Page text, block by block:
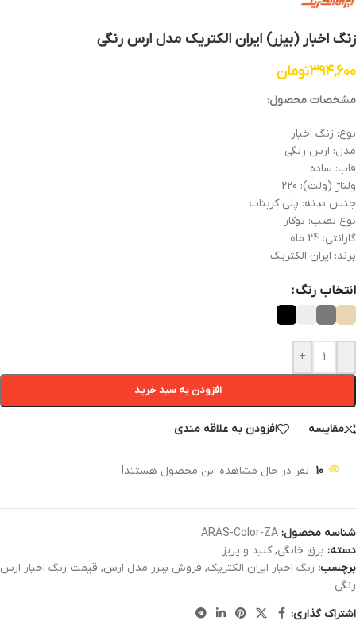
زنگ اخبار (بیزر) ایران الکتریک مدل ارس رنگی
394,600تومان
مشخصات محصول:
نوع: زنگ اخبار
مدل: ارس رنگی
قاب: ساده
ولتاژ (ولت): 220
جنس بدنه: پلی کربنات
نوع نصب: توکار
گارانتی: 24 ماه
برند: ایران الکتریک
انتخاب رنگ
-
+
افزودن به سبد خرید
مقایسه افزودن به علاقه مندی
10 نفر در حال مشاهده این محصول هستند!
شناسه محصول: ARAS-Color-ZA
دسته: برق خانگی, کلید و پریز
برچسب: زنگ اخبار ایران الکتریک, فروش بیزر مدل ارس, قیمت زنگ اخبار ارس
رنگی
اشتراک گذاری: